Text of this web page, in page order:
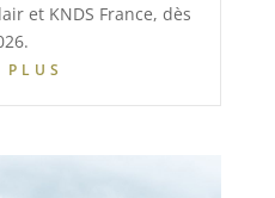
et KNDS France, dès